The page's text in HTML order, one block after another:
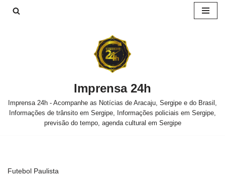
Imprensa 24h
Imprensa 24h - Acompanhe as Notícias de Aracaju, Sergipe e do Brasil,
Informações de trânsito em Sergipe, Informações policiais em Sergipe,
previsão do tempo, agenda cultural em Sergipe
Futebol Paulista